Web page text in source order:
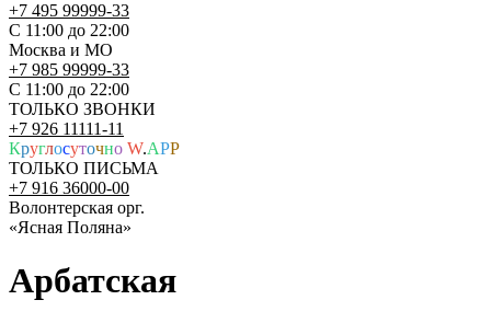
+7 495 99999-33
С 11:00 до 22:00
Москва и МО
+7 985 99999-33
С 11:00 до 22:00
ТОЛЬКО ЗВОНКИ
+7 926 11111-11
Круглосуточно W.APP
ТОЛЬКО ПИСЬМА
+7 916 36000-00
Волонтерская орг.
«Ясная Поляна»
Арбатская